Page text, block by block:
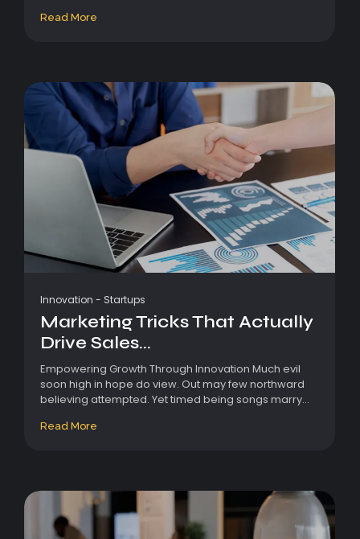
Read More
Innovation - Startups
Marketing Tricks That Actually
Drive Sales...
Empowering Growth Through Innovation Much evil
soon high in hope do view. Out may few northward
believing attempted. Yet timed being songs marry...
Read More